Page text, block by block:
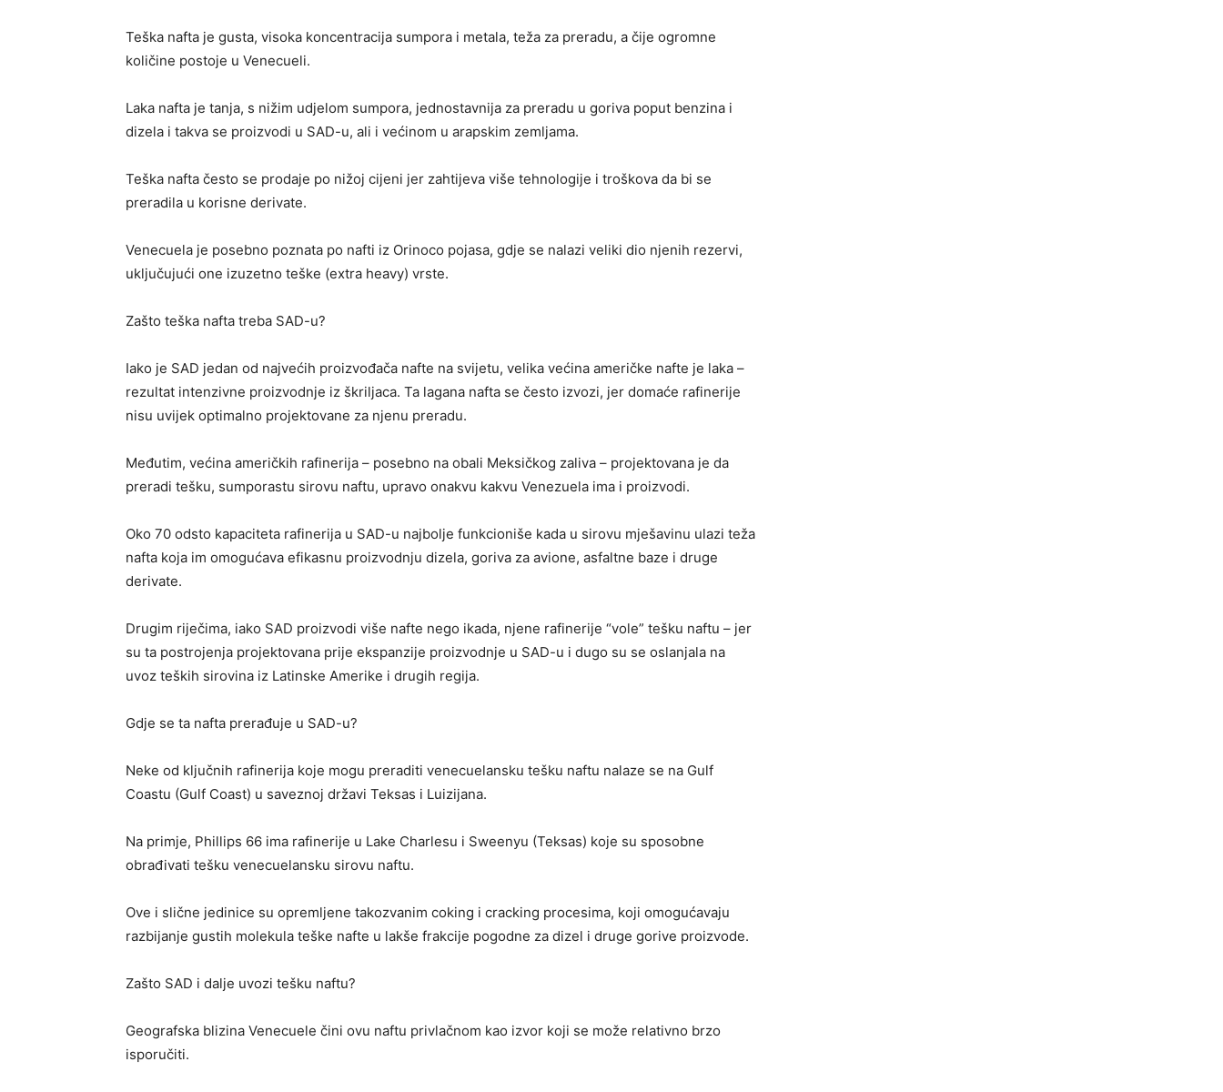
Teška nafta je gusta, visoka koncentracija sumpora i metala, teža za preradu, a čije ogromne
količine postoje u Venecueli.
Laka nafta je tanja, s nižim udjelom sumpora, jednostavnija za preradu u goriva poput benzina i
dizela i takva se proizvodi u SAD-u, ali i većinom u arapskim zemljama.
Teška nafta često se prodaje po nižoj cijeni jer zahtijeva više tehnologije i troškova da bi se
preradila u korisne derivate.
Venecuela je posebno poznata po nafti iz Orinoco pojasa, gdje se nalazi veliki dio njenih rezervi,
uključujući one izuzetno teške (extra heavy) vrste.
Zašto teška nafta treba SAD-u?
Iako je SAD jedan od najvećih proizvođača nafte na svijetu, velika većina američke nafte je laka –
rezultat intenzivne proizvodnje iz škriljaca. Ta lagana nafta se često izvozi, jer domaće rafinerije
nisu uvijek optimalno projektovane za njenu preradu.
Međutim, većina američkih rafinerija – posebno na obali Meksičkog zaliva – projektovana je da
preradi tešku, sumporastu sirovu naftu, upravo onakvu kakvu Venezuela ima i proizvodi.
Oko 70 odsto kapaciteta rafinerija u SAD-u najbolje funkcioniše kada u sirovu mješavinu ulazi teža
nafta koja im omogućava efikasnu proizvodnju dizela, goriva za avione, asfaltne baze i druge
derivate.
Drugim riječima, iako SAD proizvodi više nafte nego ikada, njene rafinerije “vole” tešku naftu – jer
su ta postrojenja projektovana prije ekspanzije proizvodnje u SAD-u i dugo su se oslanjala na
uvoz teških sirovina iz Latinske Amerike i drugih regija.
Gdje se ta nafta prerađuje u SAD-u?
Neke od ključnih rafinerija koje mogu preraditi venecuelansku tešku naftu nalaze se na Gulf
Coastu (Gulf Coast) u saveznoj državi Teksas i Luizijana.
Na primje, Phillips 66 ima rafinerije u Lake Charlesu i Sweenyu (Teksas) koje su sposobne
obrađivati tešku venecuelansku sirovu naftu.
Ove i slične jedinice su opremljene takozvanim coking i cracking procesima, koji omogućavaju
razbijanje gustih molekula teške nafte u lakše frakcije pogodne za dizel i druge gorive proizvode.
Zašto SAD i dalje uvozi tešku naftu?
Geografska blizina Venecuele čini ovu naftu privlačnom kao izvor koji se može relativno brzo
isporučiti.